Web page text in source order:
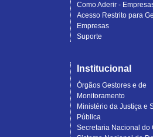
Como Aderir -
Acesso Restrito para
Empresas
Suporte
Institucional
Órgãos Gestores e de
Monitoramento
Ministério da Justiça e
Pública
Secretaria Nacional do